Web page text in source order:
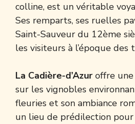
colline, est un véritable
Ses remparts, ses ruelles
Saint-Sauveur du 12ème
les visiteurs à l’époque des
La Cadière-d’Azur offre
sur les vignobles
fleuries et son ambiance
un lieu de prédilection